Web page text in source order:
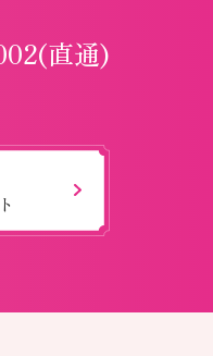
直通)